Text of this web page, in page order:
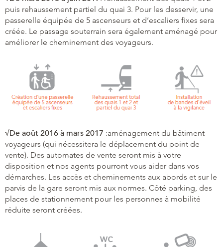
puis rehaussement partiel du quai 3. Pour les desservir, une
passerelle équipée de 5 ascenseurs et d’escaliers fixes sera
créée. Le passage souterrain sera également aménagé pour
améliorer le cheminement des voyageurs.
√De août 2016 à mars 2017 :aménagement du bâtiment
voyageurs (qui nécessitera le déplacement du point de
vente). Des automates de vente seront mis à votre
disposition et nos agents pourront vous aider dans vos
démarches. Les accès et cheminements aux abords et sur le
parvis de la gare seront mis aux normes. Côté parking, des
places de stationnement pour les personnes à mobilité
réduite seront créées.